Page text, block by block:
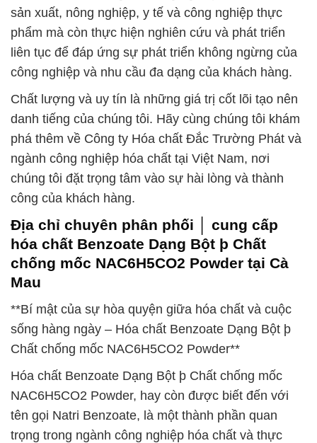
sản xuất, nông nghiệp, y tế và công nghiệp thực
phẩm mà còn thực hiện nghiên cứu và phát triển
liên tục để đáp ứng sự phát triển không ngừng của
công nghiệp và nhu cầu đa dạng của khách hàng.
Chất lượng và uy tín là những giá trị cốt lõi tạo nên
danh tiếng của chúng tôi. Hãy cùng chúng tôi khám
phá thêm về Công ty Hóa chất Đắc Trường Phát và
ngành công nghiệp hóa chất tại Việt Nam, nơi
chúng tôi đặt trọng tâm vào sự hài lòng và thành
công của khách hàng.
Địa chỉ chuyên phân phối │ cung cấp
hóa chất Benzoate Dạng Bột þ Chất
chống mốc NAC6H5CO2 Powder tại Cà
Mau
**Bí mật của sự hòa quyện giữa hóa chất và cuộc
sống hàng ngày – Hóa chất Benzoate Dạng Bột þ
Chất chống mốc NAC6H5CO2 Powder**
Hóa chất Benzoate Dạng Bột þ Chất chống mốc
NAC6H5CO2 Powder, hay còn được biết đến với
tên gọi Natri Benzoate, là một thành phần quan
trọng trong ngành công nghiệp hóa chất và thực